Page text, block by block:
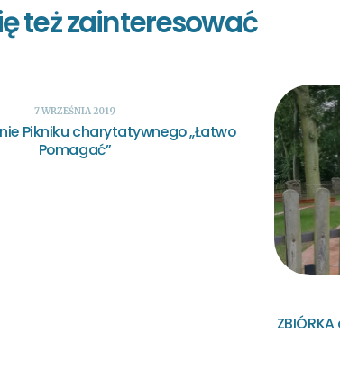
też zainteresować
7 WRZEŚNIA 2019
Pikniku charytatywnego „Łatwo
Pomagać”